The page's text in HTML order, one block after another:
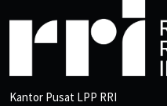
Kantor Pusat LPP RRI